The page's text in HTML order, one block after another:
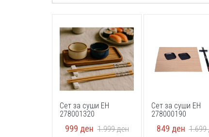
Сет за суши EH
278001320
999 ден 1.999ден
Сет за суши EH
278000190
849 ден 1.699